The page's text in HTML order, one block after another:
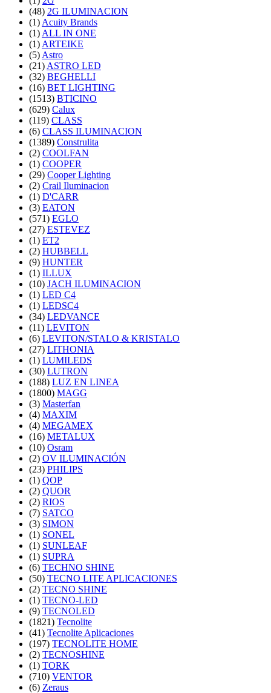
(48) 2G ILUMINACION
(1) Acuity Brands
(1) ALL IN ONE
(1) ARTEIKE
(5) Astro
(21) ASTRO LED
(32) BEGHELLI
(16) BET LIGHTING
(1513) BTICINO
(629) Calux
(119) CLASS
(6) CLASS ILUMINACION
(1389) Construlita
(2) COOLFAN
(1) COOPER
(29) Cooper Lighting
(2) Crail Iluminacion
(1) D'CARR
(3) EATON
(571) EGLO
(27) ESTEVEZ
(1) ET2
(2) HUBBELL
(9) HUNTER
(1) ILLUX
(10) JACH ILUMINACION
(1) LED C4
(1) LEDSC4
(34) LEDVANCE
(11) LEVITON
(6) LEVITON/STALO & KRISTALO
(27) LITHONIA
(1) LUMILEDS
(30) LUTRON
(188) LUZ EN LINEA
(1800) MAGG
(3) Masterfan
(4) MAXIM
(4) MEGAMEX
(16) METALUX
(10) Osram
(2) OV ILUMINACIÓN
(23) PHILIPS
(1) QOP
(2) QUOR
(2) RIOS
(7) SATCO
(3) SIMON
(1) SONEL
(1) SUNLEAF
(1) SUPRA
(6) TECHNO SHINE
(50) TECNO LITE APLICACIONES
(2) TECNO SHINE
(1) TECNO-LED
(9) TECNOLED
(1821) Tecnolite
(41) Tecnolite Aplicaciones
(197) TECNOLITE HOME
(2) TECNOSHINE
(1) TORK
(710) VENTOR
(6) Zeraus